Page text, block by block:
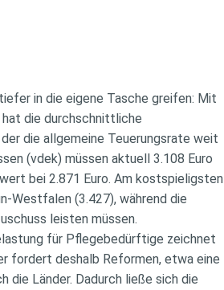
in die eigene Tasche greifen: Mit
hat die durchschnittliche
die allgemeine Teuerungsrate weit
(vdek) müssen aktuell 3.108 Euro
bei 2.871 Euro. Am kostspieligsten
Westfalen (3.427), während die
leisten müssen.
für Pflegebedürftige zeichnet
fordert deshalb Reformen, etwa eine
die Länder. Dadurch ließe sich die